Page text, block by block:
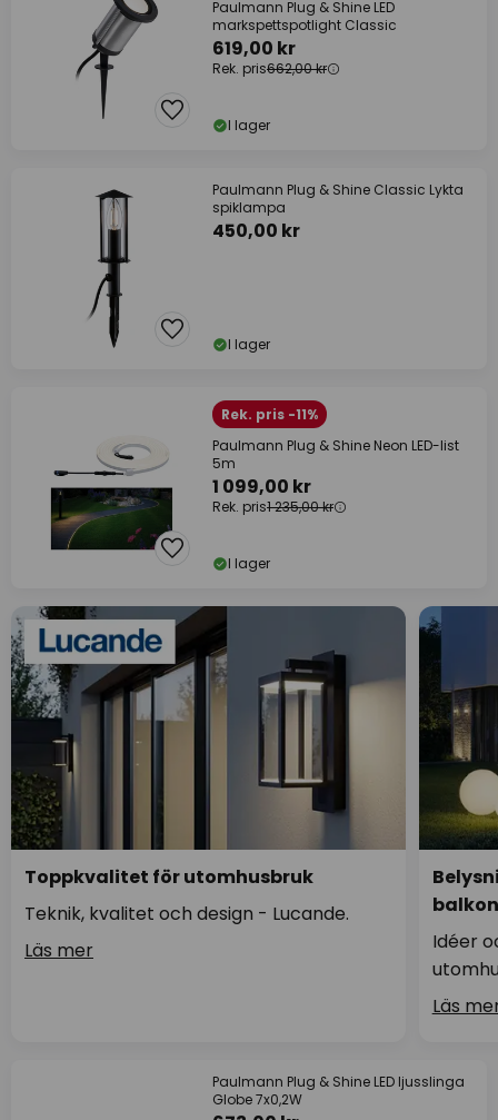
Paulmann Plug & Shine LED
markspettspotlight Classic
619,00 kr
Rek. pris662,00 kr
I lager
Paulmann Plug & Shine Classic Lykta
spiklampa
450,00 kr
I lager
Rek. pris -11%
Paulmann Plug & Shine Neon LED-list
5m
1 099,00 kr
Rek. pris1 235,00 kr
I lager
Toppkvalitet för utomhusbruk
Teknik, kvalitet och design - Lucande.
Läs mer
Idéer
Läs
Paulmann Plug & Shine LED ljusslinga
Globe 7x0,2W